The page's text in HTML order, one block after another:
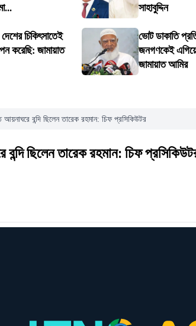
সাহাবুদ্দিন
চিকিৎসাতেই
করেছি: জামায়াত
ভোট ডাকাতি
জনগণকেই
জামায়াত আমির
আয়নাঘরে বন্দি ছিলেন তারেক রহমান: চিফ প্রসিকিউটর
ছিলেন তারেক রহমান: চিফ